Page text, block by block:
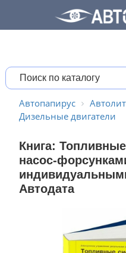
Автопапирус
Дизельные двигатели
Книга:
насос-
Aвтодата